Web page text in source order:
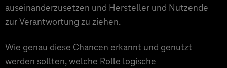
auseinanderzusetzen und Hersteller und Nutzende
zur Verantwortung zu ziehen.
Wie genau diese Chancen erkannt und genutzt
werden sollten, welche Rolle logische